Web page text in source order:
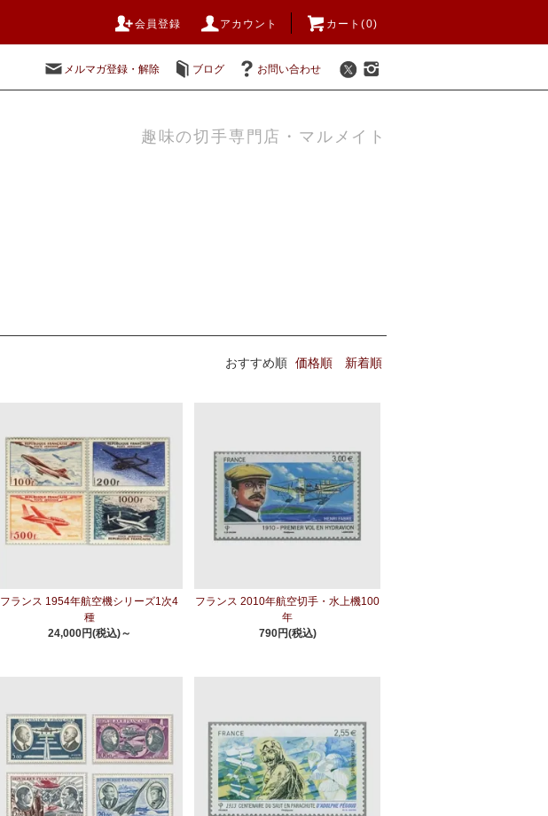
会員登録 アカウント カート(0)
メルマガ登録・解除 ブログ お問い合わせ
趣味の切手専門店・マルメイト
おすすめ順 価格順 新着順
フランス 1954年航空機シリーズ1次4
種
24,000円(税込)～
フランス 2010年航空切手・水上機100
年
790円(税込)